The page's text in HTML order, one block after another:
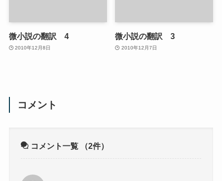
微小説の翻訳 4
2010年12月8日
微小説の翻訳 3
2010年12月7日
コメント
コメント一覧 （2件）